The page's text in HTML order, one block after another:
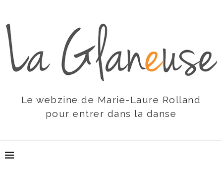
Le webzine de Marie-Laure Rolland
pour entrer dans la danse